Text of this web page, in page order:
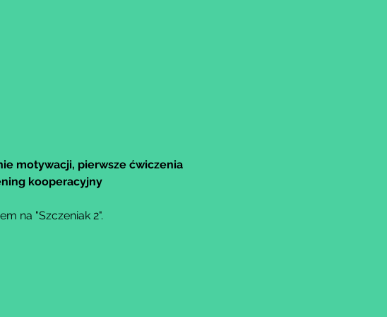
motywacji, pierwsze ćwiczenia
kooperacyjny
na "Szczeniak 2".